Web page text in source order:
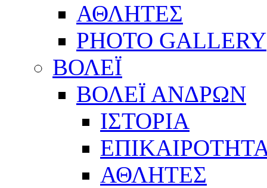
ΑΘΛΗΤΕΣ
PHOTO GALLERY
ΒΟΛΕΪ
ΒΟΛΕΪ ΑΝΔΡΩΝ
ΙΣΤΟΡΙΑ
ΑΘΛΗΤΕΣ